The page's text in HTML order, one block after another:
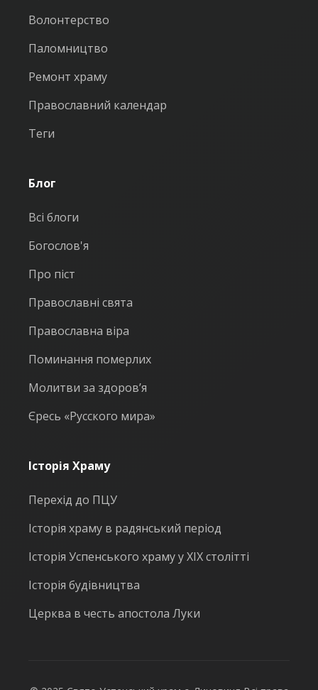
Волонтерство
Паломництво
Ремонт храму
Православний календар
Теги
Блог
Всі блоги
Богослов'я
Про піст
Православні свята
Православна віра
Поминання померлих
Молитви за здоров’я
Єресь «Русского мира»
Історія Храму
Перехід до ПЦУ
Історія храму в радянський період
Історія Успенського храму у ХІХ столітті
Історія будівництва
Церква в честь апостола Луки